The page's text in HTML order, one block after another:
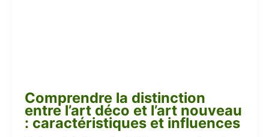
Comprendre la distinction
entre l’art déco et l’art nouveau
: caractéristiques et influences